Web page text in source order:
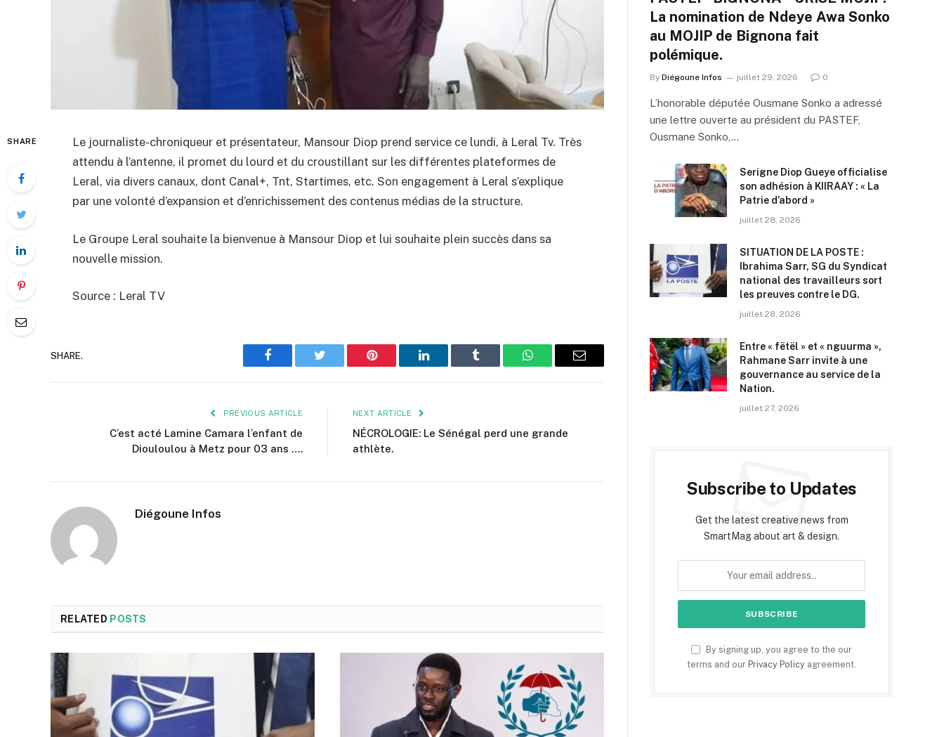
SHARE
Le journaliste-chroniqueur et présentateur, Mansour Diop prend service ce lundi, à Leral Tv. Très
attendu à l’antenne, il promet du lourd et du croustillant sur les différentes plateformes de
Leral, via divers canaux, dont Canal+, Tnt, Startimes, etc. Son engagement à Leral s’explique
par une volonté d’expansion et d’enrichissement des contenus médias de la structure.
Le Groupe Leral souhaite la bienvenue à Mansour Diop et lui souhaite plein succès dans sa
nouvelle mission.
Source : Leral TV
SHARE.
Facebook Twitter Pinterest LinkedIn Tumblr WhatsAppEmail
PREVIOUS ARTICLE
C’est acté Lamine Camara l’enfant de
Diouloulou à Metz pour 03 ans ….
NEXT ARTICLE
NÉCROLOGIE: Le Sénégal perd une grande
athlète.
Diégoune Infos
RELATED POSTS
La nomination de Ndeye Awa Sonko
au MOJIP de Bignona fait
polémique.
By Diégoune Infos juillet 29, 2026 0
L’honorable députée Ousmane Sonko a adressé
une lettre ouverte au président du PASTEF,
Ousmane Sonko,…
Serigne Diop Gueye officialise
son adhésion à KIIRAAY : « La
Patrie d’abord »
juillet 28, 2026
SITUATION DE LA POSTE :
Ibrahima Sarr, SG du Syndicat
national des travailleurs sort
les preuves contre le DG.
juillet 28, 2026
Entre « fëtël » et « nguurma »,
Rahmane Sarr invite à une
gouvernance au service de la
Nation.
juillet 27, 2026
Subscribe to Updates
Get the latest creative news from
SmartMag about art & design.
By signing up, you agree to the our
terms and our Privacy Policy agreement.